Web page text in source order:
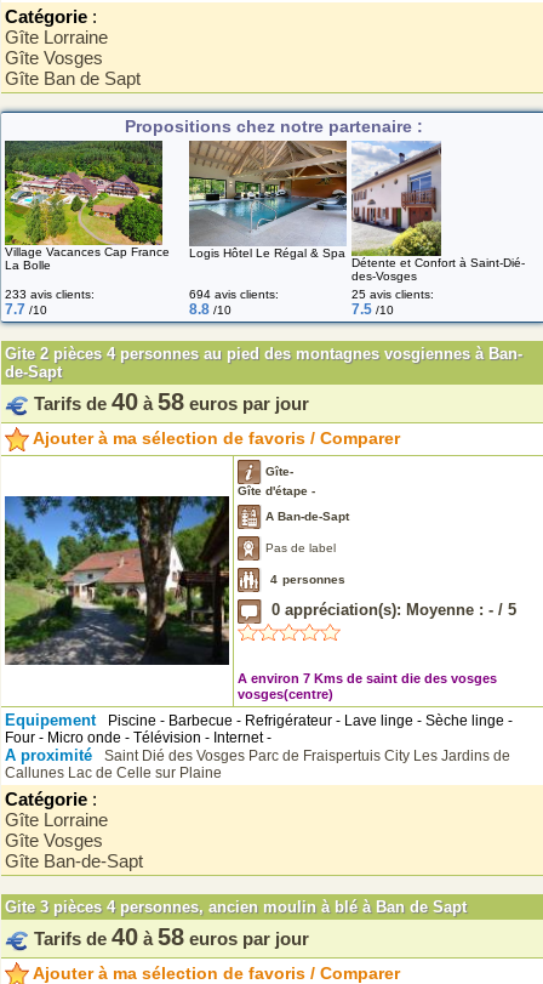
Catégorie :
Gîte Lorraine
Gîte Vosges
Gîte Ban de Sapt
Propositions chez notre partenaire :
Village Vacances Cap France
La Bolle
Logis Hôtel Le Régal & Spa
Détente et Confort à Saint-Dié-
des-Vosges
233 avis clients:
7.7 /10
694 avis clients:
8.8 /10
25 avis clients:
7.5 /10
Gite 2 pièces 4 personnes au pied des montagnes vosgiennes à Ban-
de-Sapt
Tarifs de 40 à 58 euros par jour
Ajouter à ma sélection de favoris / Comparer
Gîte-
Gîte d'étape -
A Ban-de-Sapt
Pas de label
4 personnes
0 appréciation(s): Moyenne : - / 5
A environ 7 Kms de saint die des vosges
vosges(centre)
Equipement
Piscine - Barbecue - Refrigérateur - Lave linge - Sèche linge -
Four - Micro onde - Télévision - Internet -
A proximité Saint Dié des Vosges Parc de Fraispertuis City Les Jardins de
Callunes Lac de Celle sur Plaine
Catégorie :
Gîte Lorraine
Gîte Vosges
Gîte Ban-de-Sapt
Gite 3 pièces 4 personnes, ancien moulin à blé à Ban de Sapt
Tarifs de 40 à 58 euros par jour
Ajouter à ma sélection de favoris / Comparer